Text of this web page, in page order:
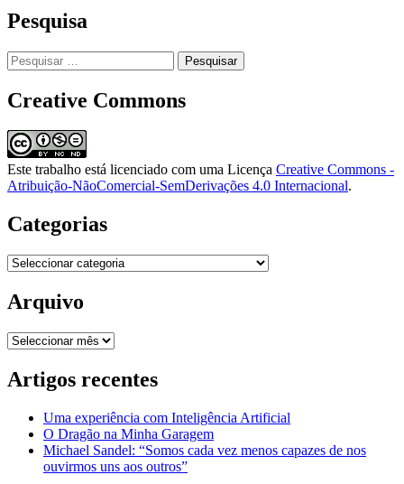
Pesquisa
Pesquisar
por:
Creative Commons
Este trabalho está licenciado com uma Licença Creative Commons -
Atribuição-NãoComercial-SemDerivações 4.0 Internacional.
Categorias
Categorias
Arquivo
Arquivo
Artigos recentes
Uma experiência com Inteligência Artificial
O Dragão na Minha Garagem
Michael Sandel: “Somos cada vez menos capazes de nos
ouvirmos uns aos outros”